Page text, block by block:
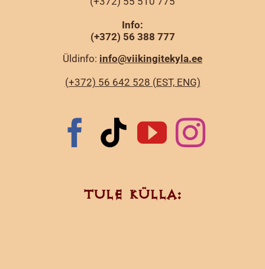
Info:
(+372) 56 388 777
Üldinfo: info@viikingitekyla.ee
(+372) 56 642 528 (EST, ENG)
TULE KÜLLA: